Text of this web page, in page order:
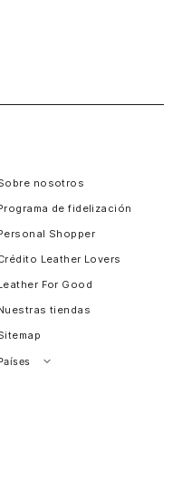
nosotros
de fidelización
Shopper
Leather Lovers
For Good
tiendas